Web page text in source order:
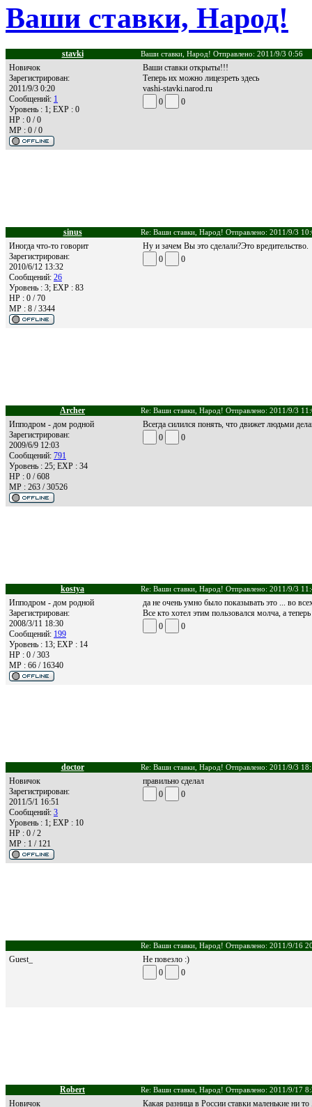
Ваши ставки, Народ!
stavki Ваши ставки, Народ! Отправлено: 2011/9/3 0:56
Новичок
Зарегистрирован:
2011/9/3 0:20
Сообщений: 1
Уровень : 1; EXP : 0
HP : 0 / 0
MP : 0 / 0
Ваши ставки открыты!!!
Теперь их можно лицезреть здесь
vashi-stavki.narod.ru
0
0
sinus Re: Ваши ставки, Народ! Отправлено: 2011/9/3
Иногда что-то говорит
Зарегистрирован:
2010/6/12 13:32
Сообщений: 26
Уровень : 3; EXP : 83
HP : 0 / 70
MP : 8 / 3344
Ну и зачем Вы это сделали?Это вредительство.
0
0
Archer Re: Ваши ставки, Народ! Отправлено: 2011/9/3
Ипподром - дом родной
Зарегистрирован:
2009/6/9 12:03
Сообщений: 791
Уровень : 25; EXP : 34
HP : 0 / 608
MP : 263 / 30526
Всегда силился понять, что движет людьми
0
0
kostya Re: Ваши ставки, Народ! Отправлено: 2011/9/3
Ипподром - дом родной
Зарегистрирован:
2008/3/11 18:30
Сообщений: 199
Уровень : 13; EXP : 14
HP : 0 / 303
MP : 66 / 16340
да не очень умно было показывать это ... во
Все кто хотел этим пользовался молча, а
0
0
doctor Re: Ваши ставки, Народ! Отправлено: 2011/9/3
Новичок
Зарегистрирован:
2011/5/1 16:51
Сообщений: 3
Уровень : 1; EXP : 10
HP : 0 / 2
MP : 1 / 121
правильно сделал
0
0
Re: Ваши ставки, Народ! Отправлено: 2011/9/16
Guest_
Не повезло :)
0
0
Robert Re: Ваши ставки, Народ! Отправлено: 2011/9/17
Новичок Какая разница в России ставки маленькие ни